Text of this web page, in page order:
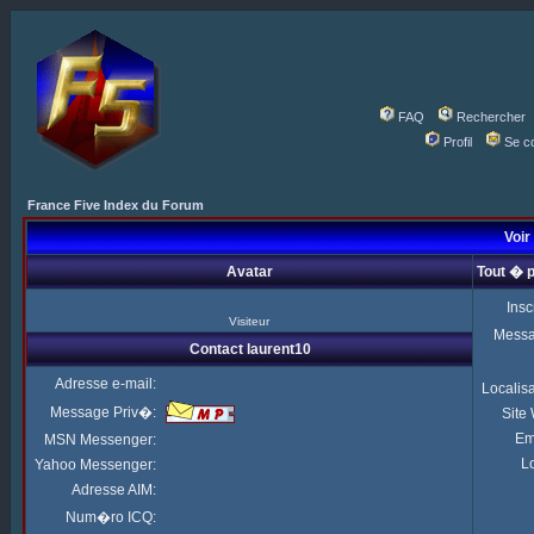
FAQ
Rechercher
Profil
Se
France Five Index du Forum
Voir
Avatar Tout �
Visiteur
Site
Contact laurent10
Adresse e-mail:
Message Priv�:
MSN Messenger:
Yahoo Messenger:
Adresse AIM:
Num�ro ICQ: